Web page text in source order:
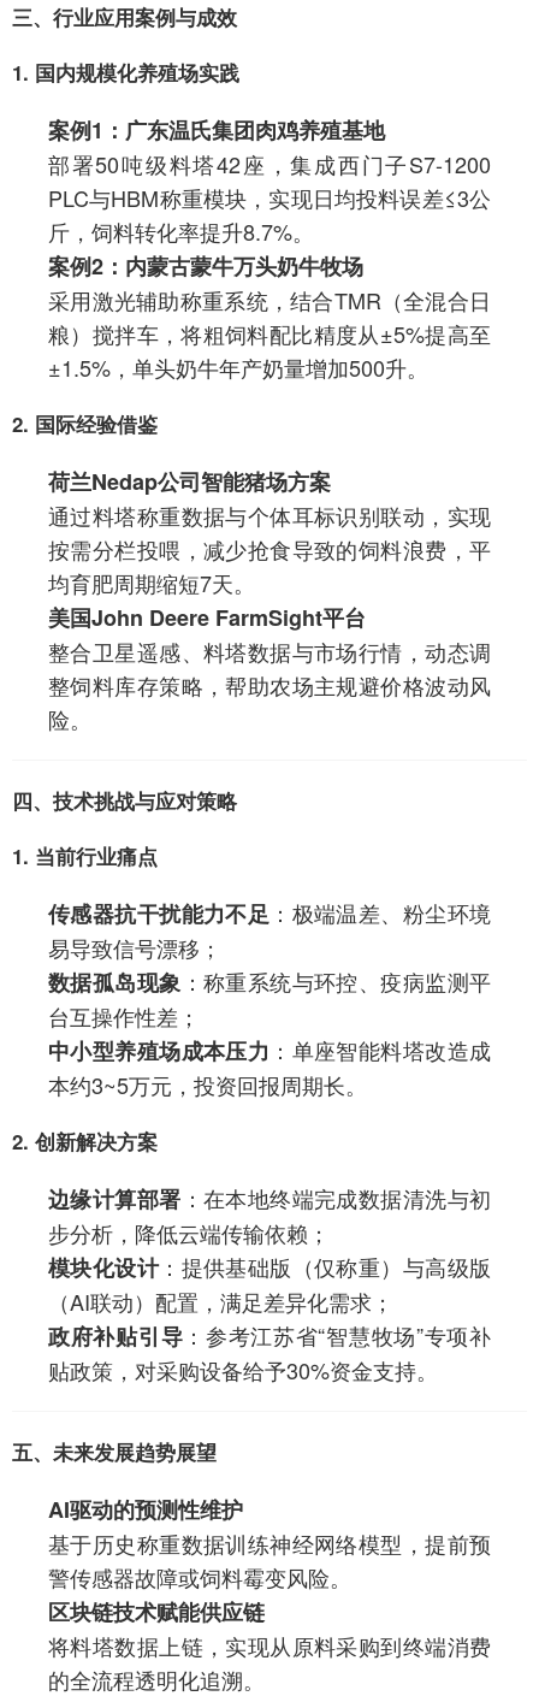
三、行业应用案例与成效
1. 国内规模化养殖场实践
案例1：广东温氏集团肉鸡养殖基地
部署50吨级料塔42座，集成西门子S7-1200
PLC与HBM称重模块，实现日均投料误差≤3公
斤，饲料转化率提升8.7%。
案例2：内蒙古蒙牛万头奶牛牧场
采用激光辅助称重系统，结合TMR（全混合日
粮）搅拌车，将粗饲料配比精度从±5%提高至
±1.5%，单头奶牛年产奶量增加500升。
2. 国际经验借鉴
荷兰Nedap公司智能猪场方案
通过料塔称重数据与个体耳标识别联动，实现
按需分栏投喂，减少抢食导致的饲料浪费，平
均育肥周期缩短7天。
美国John Deere FarmSight平台
整合卫星遥感、料塔数据与市场行情，动态调
整饲料库存策略，帮助农场主规避价格波动风
险。
四、技术挑战与应对策略
1. 当前行业痛点
传感器抗干扰能力不足 ：极端温差、粉尘环境
易导致信号漂移；
数据孤岛现象 ：称重系统与环控、疫病监测平
台互操作性差；
中小型养殖场成本压力 ：单座智能料塔改造成
本约3~5万元，投资回报周期长。
2. 创新解决方案
边缘计算部署 ：在本地终端完成数据清洗与初
步分析，降低云端传输依赖；
模块化设计：提供基础版（仅称重）与高级版
（AI联动）配置，满足差异化需求；
政府补贴引导 ：参考江苏省“智慧牧场”专项补
贴政策，对采购设备给予30%资金支持。
五、未来发展趋势展望
AI驱动的预测性维护
基于历史称重数据训练神经网络模型，提前预
警传感器故障或饲料霉变风险。
区块链技术赋能供应链
将料塔数据上链，实现从原料采购到终端消费
的全流程透明化追溯。